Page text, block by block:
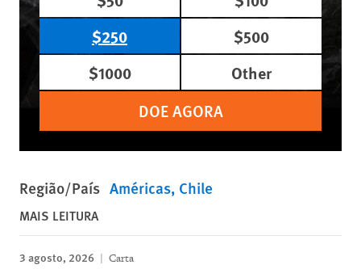
$250
$500
$1000
Other
DOE AGORA
Região/País Américas Chile
MAIS LEITURA
3 agosto, 2026 Carta